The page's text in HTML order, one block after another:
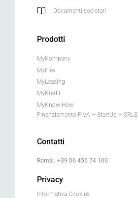
Documenti societari
Prodotti
MyKompany
MyFlex
MyLeasing
MyKredit
MyKnow-How
Finanziamento PIVA – StartUp – SRLS
Contatti
Roma: +39 06 456 74 100
Privacy
Informativa Cookies